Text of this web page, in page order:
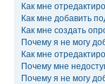
Как мне
Как мне добавить
Как мне создать
Почему я не могу
Как мне
Почему мне
Почему я не могу